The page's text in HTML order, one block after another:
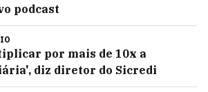
podcast
por mais de 10x a
diz diretor do Sicredi